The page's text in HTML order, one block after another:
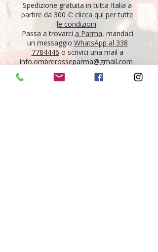
Spedizione gratuita in tutta Italia a
partire da 300 €: clicca qui per tutte
le condizioni.
Passa a trovarci a Parma, mandaci
un messaggio WhatsApp al 338
7784446 o scrivici una mail a
info.ombrerosseparma@gmail.com
per acquistare il tuo vino!